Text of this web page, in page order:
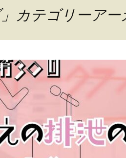
ロップイン申込
ティングルーム申
イトルーム申込
」カテゴリーア